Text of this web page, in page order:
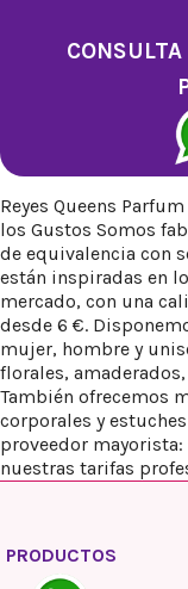
Reyes Queens
los Gustos Somos
de equivalencia con
están inspiradas en
mercado, con una
desde 6 €.
mujer, hombre y
florales,
También ofrecemos
corporales y
proveedor
nuestras tarifas
PRODUCTOS